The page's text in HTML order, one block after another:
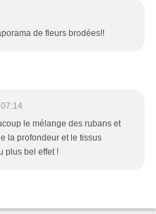
de fleurs brodées!!
le mélange des rubans et
la profondeur et le tissus
plus bel effet !